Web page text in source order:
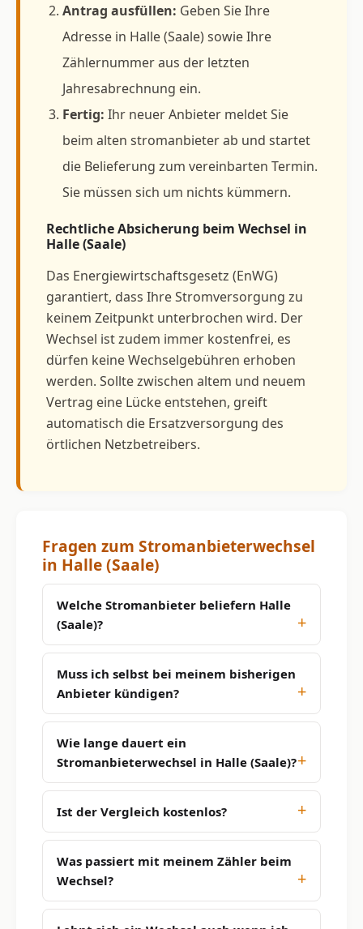
Antrag ausfüllen: Geben Sie Ihre
Adresse in Halle (Saale) sowie Ihre
Zählernummer aus der letzten
Jahresabrechnung ein.
Fertig: Ihr neuer Anbieter meldet Sie
beim alten stromanbieter ab und startet
die Belieferung zum vereinbarten Termin.
Sie müssen sich um nichts kümmern.
Rechtliche Absicherung beim Wechsel in
Halle (Saale)
Das Energiewirtschaftsgesetz (EnWG)
garantiert, dass Ihre Stromversorgung zu
keinem Zeitpunkt unterbrochen wird. Der
Wechsel ist zudem immer kostenfrei, es
dürfen keine Wechselgebühren erhoben
werden. Sollte zwischen altem und neuem
Vertrag eine Lücke entstehen, greift
automatisch die Ersatzversorgung des
örtlichen Netzbetreibers.
Fragen zum Stromanbieterwechsel
in Halle (Saale)
Welche Stromanbieter beliefern Halle
(Saale)?
Muss ich selbst bei meinem bisherigen
Anbieter kündigen?
Wie lange dauert ein
Stromanbieterwechsel in Halle (Saale)?
Ist der Vergleich kostenlos?
Was passiert mit meinem Zähler beim
Wechsel?